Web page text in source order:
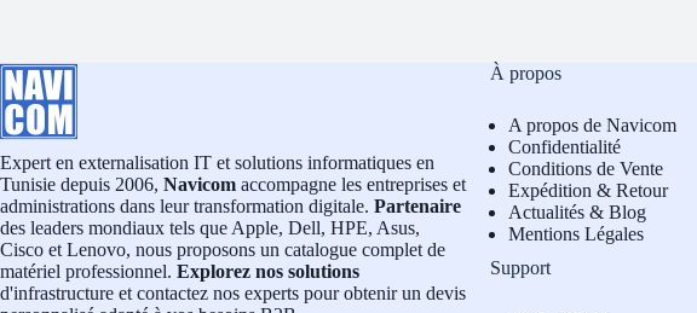
Expert en externalisation IT et solutions informatiques en
Tunisie depuis 2006, Navicom accompagne les entreprises et
administrations dans leur transformation digitale. Partenaire
des leaders mondiaux tels que Apple, Dell, HPE, Asus,
Cisco et Lenovo, nous proposons un catalogue complet de
matériel professionnel. Explorez nos solutions
d'infrastructure et contactez nos experts pour obtenir un devis
À propos
A propos de Navicom
Confidentialité
Conditions de Vente
Expédition & Retour
Actualités & Blog
Mentions Légales
Support